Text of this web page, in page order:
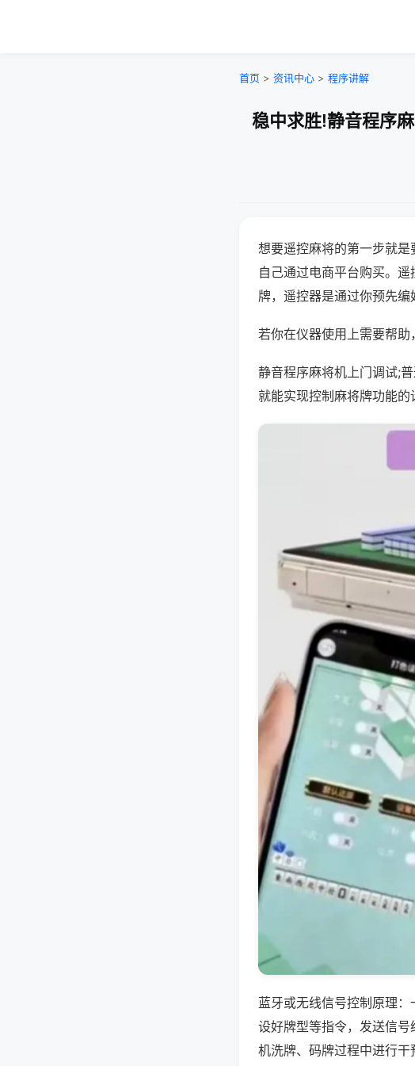
首页 > 资讯中心 > 程序讲解
稳中求胜!静音程序
想要遥控麻将的第一步就
自己通过电商平台购买。
牌，遥控器是通过你预先编
若你在仪器使用上需要帮
静音程序麻将机上门调试;
就能实现控制麻将牌功能的
蓝牙或无线信号控制原理
设好牌型等指令，发送信
机洗牌、码牌过程中进行干